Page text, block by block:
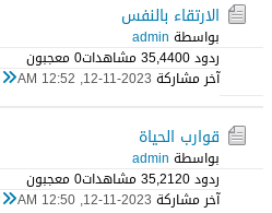
الارتقاء بالنفس
بواسطة admin
ردود 0 35,440 مشاهدات
0 معجبون
آخر مشاركة 12-11-2023, 12:52 AM
قوارب الحياة
بواسطة admin
ردود 0 35,212 مشاهدات
0 معجبون
آخر مشاركة 12-11-2023, 12:50 AM